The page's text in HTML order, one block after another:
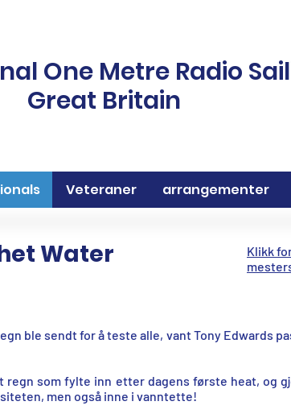
One Metre Radio
Great Britain
Veteraner arrangementer
Water
Klikk
ble sendt for å teste alle, vant Tony Edwards
regn som fylte inn etter dagens første heat, og
men også inne i vanntette!